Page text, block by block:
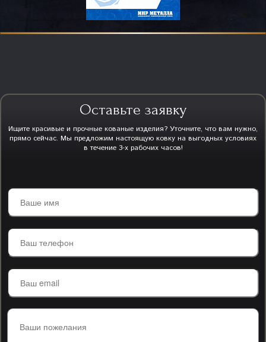
Оставьте заявку
Ищите красивые и прочные кованые изделия? Уточните, что вам нужно,
прямо сейчас. Мы предложим настоящую ковку на выгодных условиях
в течение 3-х рабочих часов!